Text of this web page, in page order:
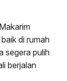
di rumah
segera pulih
berjalan